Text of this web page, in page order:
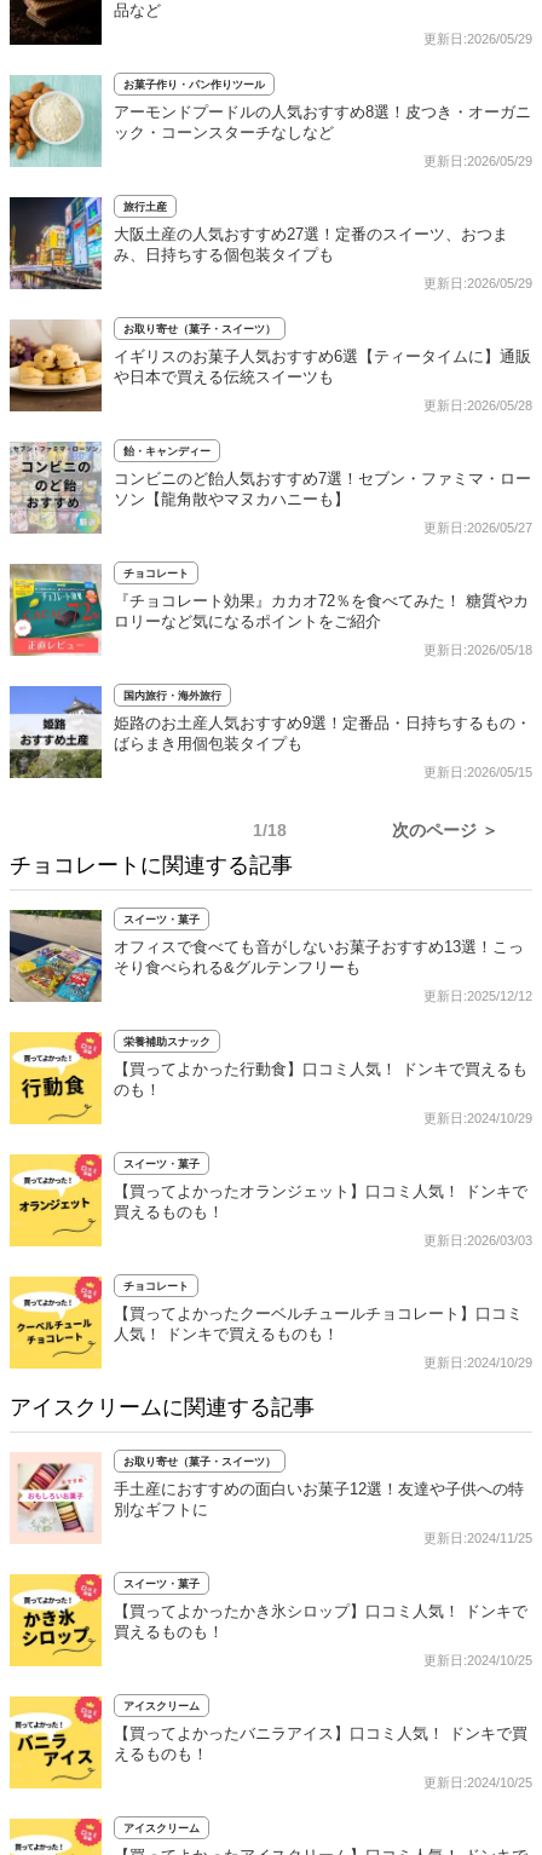
品など
更新日:2026/05/29
お菓子作り・パン作りツール
アーモンドプードルの人気おすすめ8選！皮つき・オーガニ
ック・コーンスターチなしなど
更新日:2026/05/29
旅行土産
大阪土産の人気おすすめ27選！定番のスイーツ、おつま
み、日持ちする個包装タイプも
更新日:2026/05/29
お取り寄せ（菓子・スイーツ）
イギリスのお菓子人気おすすめ6選【ティータイムに】通販
や日本で買える伝統スイーツも
更新日:2026/05/28
飴・キャンディー
コンビニのど飴人気おすすめ7選！セブン・ファミマ・ロー
ソン【龍角散やマヌカハニーも】
更新日:2026/05/27
チョコレート
『チョコレート効果』カカオ72％を食べてみた！ 糖質やカ
ロリーなど気になるポイントをご紹介
更新日:2026/05/18
国内旅行・海外旅行
姫路のお土産人気おすすめ9選！定番品・日持ちするもの・
ばらまき用個包装タイプも
更新日:2026/05/15
1/18 次のページ ＞
チョコレートに関連する記事
スイーツ・菓子
オフィスで食べても音がしないお菓子おすすめ13選！こっ
そり食べられる&グルテンフリーも
更新日:2025/12/12
栄養補助スナック
【買ってよかった行動食】口コミ人気！ ドンキで買えるも
のも！
更新日:2024/10/29
スイーツ・菓子
【買ってよかったオランジェット】口コミ人気！ ドンキで
買えるものも！
更新日:2026/03/03
チョコレート
【買ってよかったクーベルチュールチョコレート】口コミ
人気！ ドンキで買えるものも！
更新日:2024/10/29
アイスクリームに関連する記事
お取り寄せ（菓子・スイーツ）
手土産におすすめの面白いお菓子12選！友達や子供への特
別なギフトに
更新日:2024/11/25
スイーツ・菓子
【買ってよかったかき氷シロップ】口コミ人気！ ドンキで
買えるものも！
更新日:2024/10/25
アイスクリーム
【買ってよかったバニラアイス】口コミ人気！ ドンキで買
えるものも！
更新日:2024/10/25
アイスクリーム